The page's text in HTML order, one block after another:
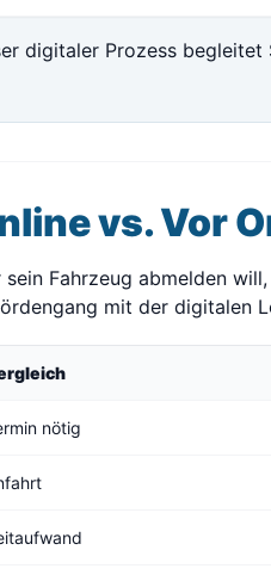
digitaler Prozess
vs. Vor
sein Fahrzeug abmelden
mit der digitalen
nötig